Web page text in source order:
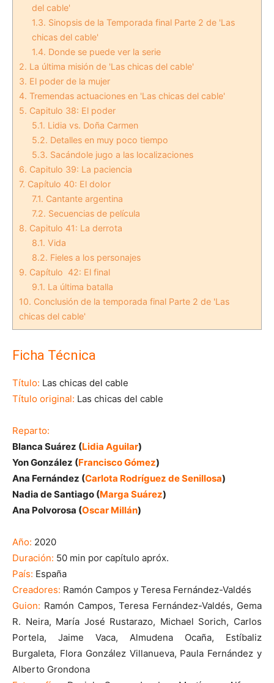
del cable'
1.3. Sinopsis de la Temporada final Parte 2 de 'Las
chicas del cable'
1.4. Donde se puede ver la serie
2. La última misión de 'Las chicas del cable'
3. El poder de la mujer
4. Tremendas actuaciones en 'Las chicas del cable'
5. Capitulo 38: El poder
5.1. Lidia vs. Doña Carmen
5.2. Detalles en muy poco tiempo
5.3. Sacándole jugo a las localizaciones
6. Capitulo 39: La paciencia
7. Capítulo 40: El dolor
7.1. Cantante argentina
7.2. Secuencias de película
8. Capitulo 41: La derrota
8.1. Vida
8.2. Fieles a los personajes
9. Capítulo 42: El final
9.1. La última batalla
10. Conclusión de la temporada final Parte 2 de 'Las
chicas del cable'
Ficha Técnica
Título: Las chicas del cable
Título original: Las chicas del cable
Reparto:
Blanca Suárez (Lidia Aguilar)
Yon González (Francisco Gómez)
Ana Fernández (Carlota Rodríguez de Senillosa)
Nadia de Santiago (Marga Suárez)
Ana Polvorosa (Oscar Millán)
Año: 2020
Duración: 50 min por capítulo apróx.
País: España
Creadores: Ramón Campos y Teresa Fernández-Valdés
Guion: Ramón Campos, Teresa Fernández-Valdés, Gema
R. Neira, María José Rustarazo, Michael Sorich, Carlos
Portela, Jaime Vaca, Almudena Ocaña, Estíbaliz
Burgaleta, Flora González Villanueva, Paula Fernández y
Alberto Grondona